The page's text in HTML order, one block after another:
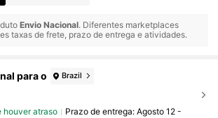
Envio Nacional. Diferentes marketplaces
taxas de frete, prazo de entrega e atividades.
para o Brazil
houver atraso Prazo de entrega: Agosto 12 -